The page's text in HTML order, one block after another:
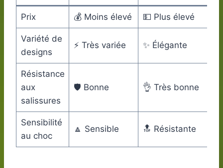
Prix 💰 Moins élevé 💵 Plus élevé
Variété de
designs
⚡ Très variée ✨ Élégante
Résistance
aux
salissures
🛡️ Bonne 👌 Très bonne
Sensibilité
au choc
🔼 Sensible 🔝 Résistante